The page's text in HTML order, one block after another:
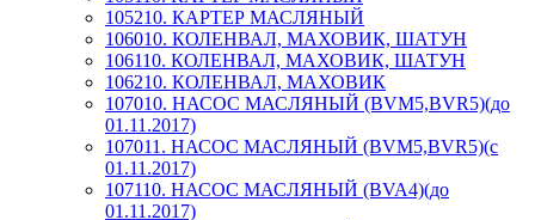
105210. КАРТЕР МАСЛЯНЫЙ
106010. КОЛЕНВАЛ, МАХОВИК, ШАТУН
106110. КОЛЕНВАЛ, МАХОВИК, ШАТУН
106210. КОЛЕНВАЛ, МАХОВИК
107010. НАСОС МАСЛЯНЫЙ (BVM5,BVR5)(до
01.11.2017)
107011. НАСОС МАСЛЯНЫЙ (BVM5,BVR5)(с
01.11.2017)
107110. НАСОС МАСЛЯНЫЙ (BVA4)(до
01.11.2017)